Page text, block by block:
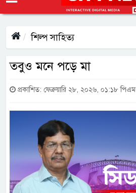
শিল্প সাহিত্য
তবুও মনে পড়ে মা
প্রকাশিত: ফেব্রুয়ারি ২৮, ২০২৬, ০১:১৮ পিএম